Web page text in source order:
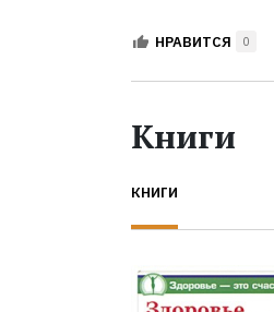
НРАВИТСЯ 0
Книги
КНИГИ